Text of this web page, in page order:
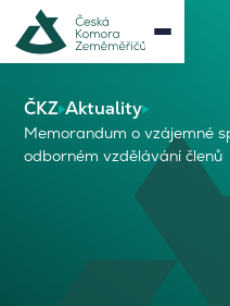
ČKZ Aktuality
Memorandum o vzájemné
odborném vzdělávání členů